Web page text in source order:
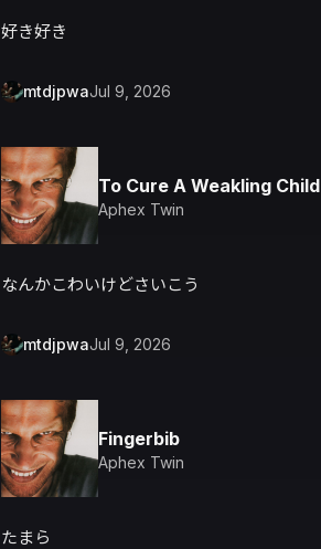
好き好き
mtdjpwaJul 9, 2026
To Cure A Weakling Child
Aphex Twin
なんかこわいけどさいこう
mtdjpwaJul 9, 2026
Fingerbib
Aphex Twin
たまら